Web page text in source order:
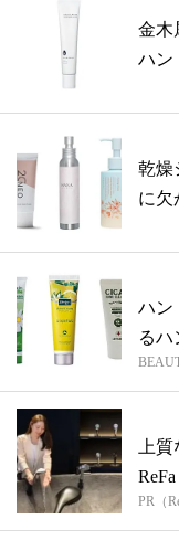
金木
ハン
乾燥
に欠
ハン
るハ
上
ReFa
PR（